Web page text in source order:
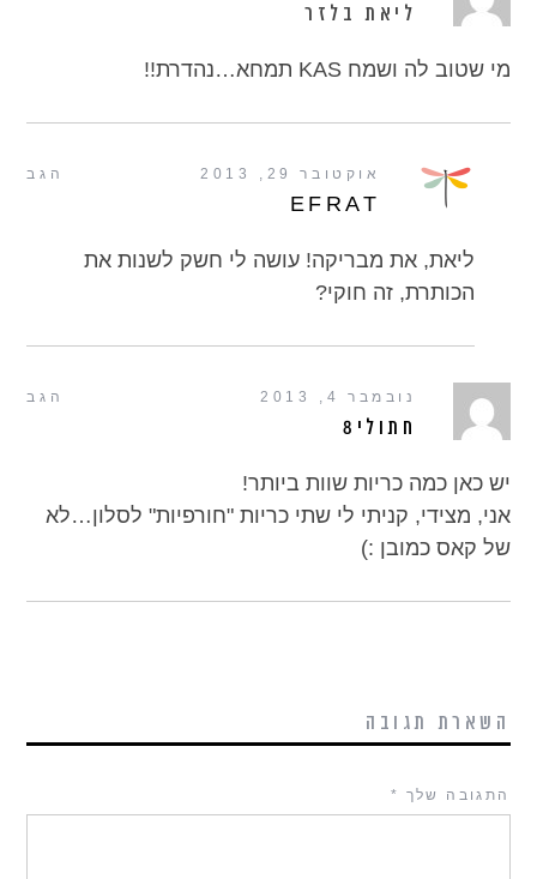
ליאת בלזר
מי שטוב לה ושמח KAS תמחא…נהדרת!!
הגב אוקטובר 29, 2013
EFRAT
ליאת, את מבריקה! עושה לי חשק לשנות את
הכותרת, זה חוקי?
הגב נובמבר 4, 2013
חתולי8
יש כאן כמה כריות שוות ביותר!
אני, מצידי, קניתי לי שתי כריות "חורפיות" לסלון…לא
של קאס כמובן :)
השארת תגובה
התגובה שלך *